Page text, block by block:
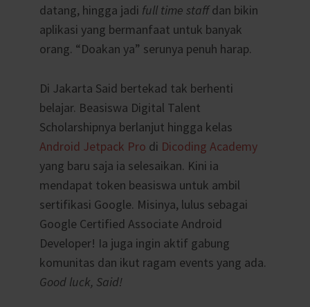
datang, hingga jadi full time staffdan bikin
aplikasi yang bermanfaat untuk banyak
orang. “Doakan ya” serunya penuh harap.
Di Jakarta Said bertekad tak berhenti
belajar. Beasiswa Digital Talent
Scholarshipnya berlanjut hingga kelas
Android Jetpack Pro di Dicoding Academy
yang baru saja ia selesaikan. Kini ia
mendapat token beasiswa untuk ambil
sertifikasi Google. Misinya, lulus sebagai
Google Certified Associate Android
Developer! Ia juga ingin aktif gabung
komunitas dan ikut ragam events yang ada.
Good luck, Said!